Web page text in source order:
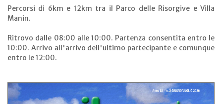
Percorsi di 6km e 12km tra il Parco delle Risorgive e Villa
Manin.
Ritrovo dalle 08:00 alle 10:00. Partenza consentita entro le
10:00. Arrivo all'arrivo dell'ultimo partecipante e comunque
entro le 12:00.